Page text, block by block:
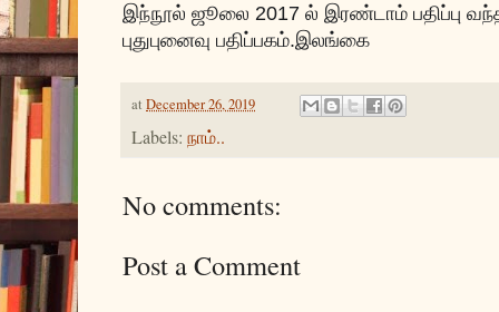
இந்நூல் ஜூலை 2017 ல் இரண்டாம் பதிப்பு
புதுபுனைவு பதிப்பகம்.இலங்கை
at December 26, 2019
Labels: நாம்..
No comments:
Post a Comment